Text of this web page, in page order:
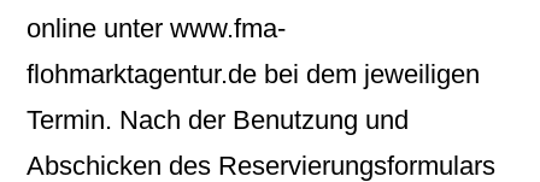
online unter www.fma-
flohmarktagentur.de bei dem jeweiligen
Termin. Nach der Benutzung und
Abschicken des Reservierungsformulars